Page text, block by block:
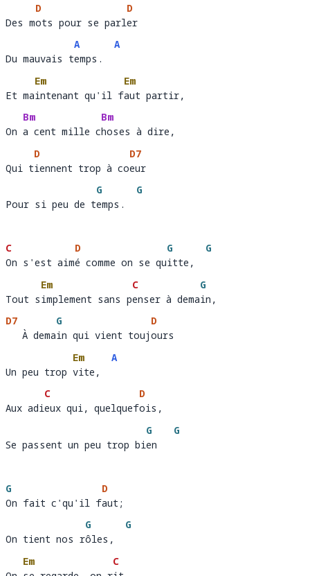
Des m
D
ots pour se parl
D
er
Des mots pour se parler
Du mauvais t
A
emps.
A
Du mauvais temps.
Et ma
Em
intenant qu'il f
Em
au
Et maintenant qu'il faut partir,
On
Bm
a cent mille c
Bm
ho
On a cent mille choses à dire,
Qui t
D
iennent trop à co
D7
eur
Qui tiennent trop à coeur
Pour si peu de t
G
emps.
G
Pour si peu de temps.
C
On s'est aim
D
é comme on se qu
G
itte,
G
On s'est aimé comme on se quitte,
Tout s
Em
implement sans p
C
enser à dema
G
i
Tout simplement sans penser à demain,
D7
   À dema
G
in qui vient touj
D
ours
   À demain qui vient toujours
Un peu trop
Em
vite,
A
Un peu trop vite,
Aux adi
C
eux qui, quelquef
D
ois
Aux adieux qui, quelquefois,
Se passent un peu trop bi
G
en
G
Se passent un peu trop bien
G
On fait c'qu'il f
D
aut
On fait c'qu'il faut;
On tient nos r
G
ôles,
G
On tient nos rôles,
Em
C